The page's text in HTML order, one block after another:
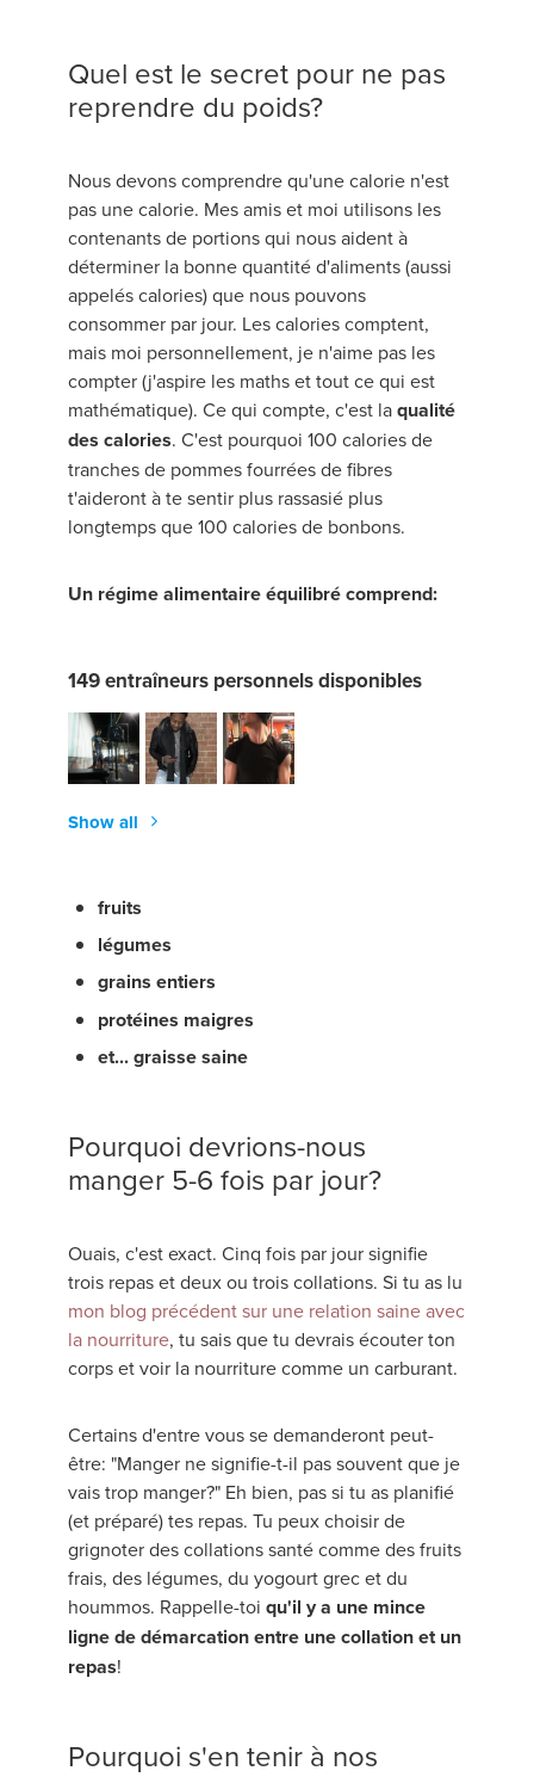
Quel est le secret pour ne pas
reprendre du poids?
Nous devons comprendre qu'une calorie n'est
pas une calorie. Mes amis et moi utilisons les
contenants de portions qui nous aident à
déterminer la bonne quantité d'aliments (aussi
appelés calories) que nous pouvons
consommer par jour. Les calories comptent,
mais moi personnellement, je n'aime pas les
compter (j'aspire les maths et tout ce qui est
mathématique). Ce qui compte, c'est laqualité
des calories. C'est pourquoi 100 calories de
tranches de pommes fourrées de fibres
t'aideront à te sentir plus rassasié plus
longtemps que 100 calories de bonbons.
Un régime alimentaire équilibré comprend:
149 entraîneurs personnels disponibles
Show all
fruits
légumes
grains entiers
protéines maigres
et... graisse saine
Pourquoi devrions-nous
manger 5-6 fois par jour?
Ouais, c'est exact. Cinq fois par jour signifie
trois repas et deux ou trois collations. Si tu as lu
mon blog précédent sur une relation saine avec
la nourriture, tu sais que tu devrais écouter ton
corps et voir la nourriture comme un carburant.
Certains d'entre vous se demanderont peut-
être: "Manger ne signifie-t-il pas souvent que je
vais trop manger?" Eh bien, pas si tu as planifié
(et préparé) tes repas. Tu peux choisir de
grignoter des collations santé comme des fruits
frais, des légumes, du yogourt grec et du
hoummos. Rappelle-toi qu'il y a une mince
ligne de démarcation entre une collation et un
repas!
Pourquoi s'en tenir à nos